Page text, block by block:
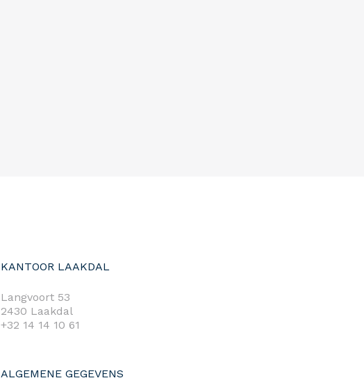
KANTOOR LAAKDAL
Langvoort 53
2430 Laakdal
+32 14 14 10 61
ALGEMENE GEGEVENS